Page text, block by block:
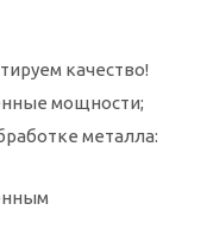
качество!
мощности;
металла: